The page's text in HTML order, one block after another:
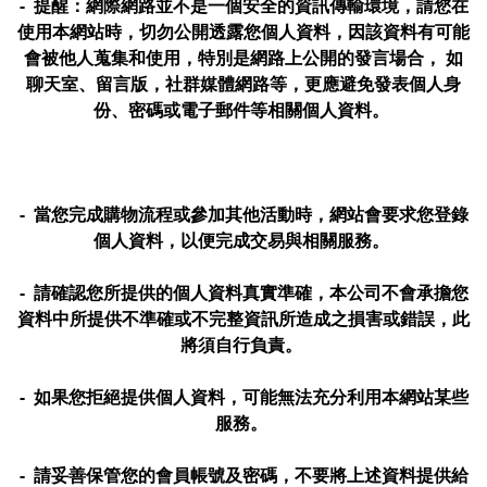
- 提醒：網際網路並不是一個安全的資訊傳輸環境，請您在
使用本網站時，切勿公開透露您個人資料，因該資料有可能
會被他人蒐集和使用，特別是網路上公開的發言場合， 如
聊天室、留言版，社群媒體網路等，更應避免發表個人身
份、密碼或電子郵件等相關個人資料。
- 當您完成購物流程或參加其他活動時，網站會要求您登錄
個人資料，以便完成交易與相關服務。
- 請確認您所提供的個人資料真實準確，本公司不會承擔您
資料中所提供不準確或不完整資訊所造成之損害或錯誤，此
將須自行負責。
- 如果您拒絕提供個人資料，可能無法充分利用本網站某些
服務。
- 請妥善保管您的會員帳號及密碼，不要將上述資料提供給